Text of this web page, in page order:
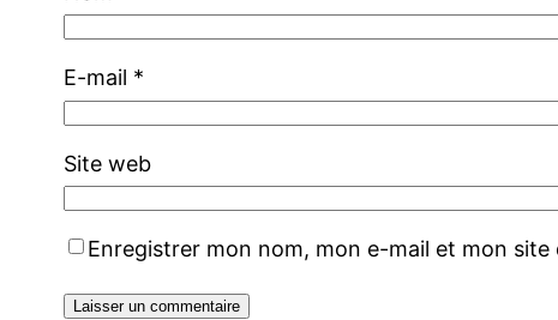
E-mail *
Site web
Enregistrer mon nom, mon e-mail et mon